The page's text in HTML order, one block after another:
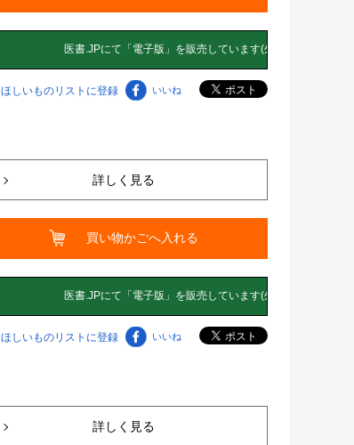
ほしいものリストに登録 いいね
詳しく見る
買い物かごへ入れる
ほしいものリストに登録 いいね
詳しく見る